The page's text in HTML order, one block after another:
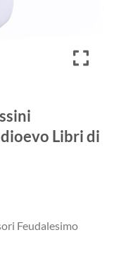
Libri di
Feudalesimo